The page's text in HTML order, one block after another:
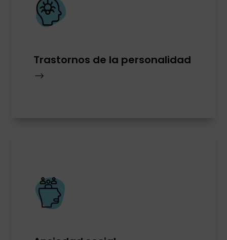
Trastornos de la personalidad
$